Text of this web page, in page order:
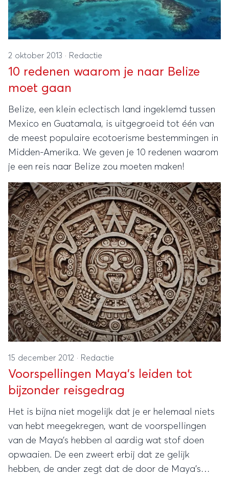
2 oktober 2013 · Redactie
10 redenen waarom je naar Belize
moet gaan
Belize, een klein eclectisch land ingeklemd tussen
Mexico en Guatamala, is uitgegroeid tot één van
de meest populaire ecotoerisme bestemmingen in
Midden-Amerika. We geven je 10 redenen waarom
je een reis naar Belize zou moeten maken!
15 december 2012 · Redactie
Voorspellingen Maya’s leiden tot
bijzonder reisgedrag
Het is bijna niet mogelijk dat je er helemaal niets
van hebt meegekregen, want de voorspellingen
van de Maya’s hebben al aardig wat stof doen
opwaaien. De een zweert erbij dat ze gelijk
hebben, de ander zegt dat de door de Maya’s